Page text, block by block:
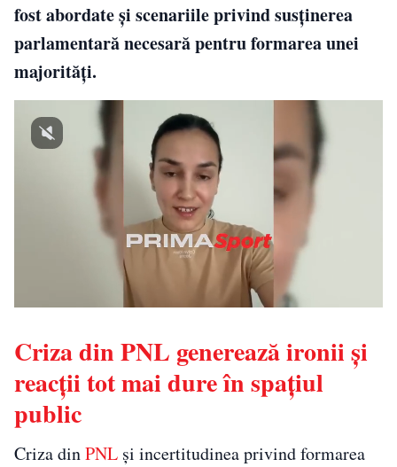
fost abordate și scenariile privind susținerea
parlamentară necesară pentru formarea unei
majorități.
Criza din PNL generează ironii și
reacții tot mai dure în spațiul
public
Criza dinPNL și incertitudinea privind formarea